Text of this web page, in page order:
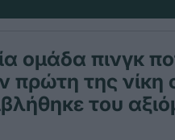
ομάδα πινγκ
πρώτη της
του